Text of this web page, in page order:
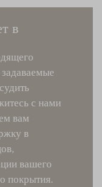
в
задаваемые
с нами
вам
в
вашего
покрытия.